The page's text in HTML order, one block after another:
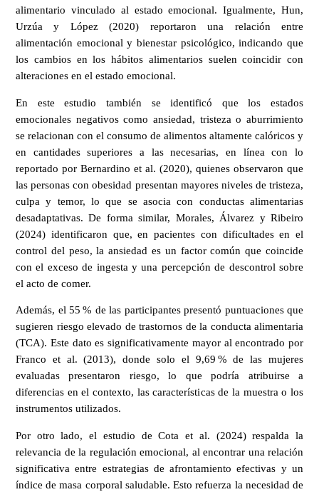
alimentario vinculado al estado emocional. Igualmente, Hun,
Urzúa y López (2020) reportaron una relación entre
alimentación emocional y bienestar psicológico, indicando que
los cambios en los hábitos alimentarios suelen coincidir con
alteraciones en el estado emocional.
En este estudio también se identificó que los estados
emocionales negativos como ansiedad, tristeza o aburrimiento
se relacionan con el consumo de alimentos altamente calóricos y
en cantidades superiores a las necesarias, en línea con lo
reportado por Bernardino et al. (2020), quienes observaron que
las personas con obesidad presentan mayores niveles de tristeza,
culpa y temor, lo que se asocia con conductas alimentarias
desadaptativas. De forma similar, Morales, Álvarez y Ribeiro
(2024) identificaron que, en pacientes con dificultades en el
control del peso, la ansiedad es un factor común que coincide
con el exceso de ingesta y una percepción de descontrol sobre
el acto de comer.
Además, el 55 % de las participantes presentó puntuaciones que
sugieren riesgo elevado de trastornos de la conducta alimentaria
(TCA). Este dato es significativamente mayor al encontrado por
Franco et al. (2013), donde solo el 9,69 % de las mujeres
evaluadas presentaron riesgo, lo que podría atribuirse a
diferencias en el contexto, las características de la muestra o los
instrumentos utilizados.
Por otro lado, el estudio de Cota et al. (2024) respalda la
relevancia de la regulación emocional, al encontrar una relación
significativa entre estrategias de afrontamiento efectivas y un
índice de masa corporal saludable. Esto refuerza la necesidad de